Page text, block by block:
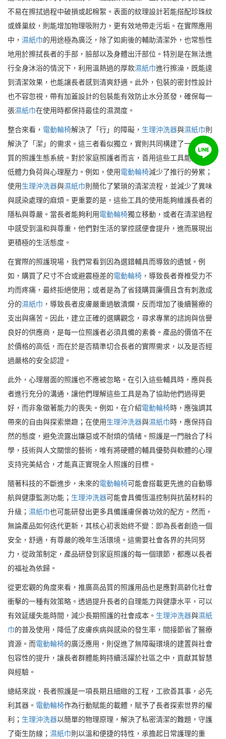
不易在擦拭過程中破損或起棉絮。表面的紋理設計若能搭配珍珠紋
或蜂巢紋，則能增加物理吸附力，更有效地帶走污垢。在實際應用
中， 濕紙巾的用途極為廣泛，除了如廁後的輔助清潔外，也常態性
地用於擦拭長者的手部，臉部以及身體出汗部位。特別是在無法進
行全身沐浴的情況下，利用溫熱過的厚款濕紙巾進行擦澡，既能達
到清潔效果，也能讓長者感到清爽舒適。此外，包裝的密封性設計
也不容忽視，帶有加蓋設計的包裝能有效防止水分蒸發，確保每一
張濕紙巾在使用時都保持最佳的濕潤度。
整合來看， 電動輪椅解決了「行」的障礙， 生理沖洗器與濕紙巾則
解決了「潔」的需求。這三者看似獨立，實則共同構建了一個高品
質的照護生態系統。對於家庭照護者而言，善用這些工具能大幅降
低體力負荷與心理壓力。例如，使用電動輪椅減少了推行的勞累；
使用生理沖洗器與濕紙巾則簡化了繁瑣的清潔流程，並減少了異味
與感染處理的麻煩。更重要的是，這些工具的使用能夠維護長者的
隱私與尊嚴。當長者能夠利用電動輪椅獨立移動，或者在清潔過程
中感受到溫和與尊重，他們對生活的掌控感便會提升，進而展現出
更積極的生活態度。
在實際的照護現場，我們常看到因為選錯輔具而導致的遺憾。例
如，購買了尺寸不合或避震極差的電動輪椅 ，導致長者脊椎受力不
均而疼痛，最終拒絕使用；或者是為了省錢購買廉價且含有刺激成
分的濕紙巾 ，導致長者皮膚嚴重過敏潰爛，反而增加了後續醫療的
支出與痛苦。因此，建立正確的選購觀念，尋求專業的諮詢與信譽
良好的供應商，是每一位照護者必須具備的素養。產品的價值不在
於價格的高低，而在於是否精準切合長者的實際需求，以及是否經
過嚴格的安全認證。
此外，心理層面的照護也不應被忽略。在引入這些輔具時，應與長
者進行充分的溝通，讓他們理解這些工具是為了協助他們過得更
好，而非象徵著能力的喪失。例如，在介紹電動輪椅時，應強調其
帶來的自由與探索樂趣；在使用生理沖洗器與濕紙巾時，應保持自
然的態度，避免流露出嫌惡或不耐煩的情緒。照護是一門融合了科
學，技術與人文關懷的藝術，唯有將硬體的輔具優勢與軟體的心理
支持完美結合，才能真正實現全人照護的目標。
隨著科技的不斷進步，未來的電動輪椅可能會搭載更先進的自動導
航與健康監測功能； 生理沖洗器可能會具備恆溫控制與抗菌材料的
升級； 濕紙巾也可能研發出更多具備護膚保養功效的配方。然而，
無論產品如何迭代更新，其核心初衷始終不變：即為長者創造一個
安全，舒適，有尊嚴的晚年生活環境。這需要社會各界的共同努
力，從政策制定，產品研發到家庭照護的每一個環節，都應以長者
的福祉為依歸。
從更宏觀的角度來看，推廣高品質的照護用品也是應對高齡化社會
衝擊的一種有效策略。透過提升長者的自理能力與健康水平，可以
有效延緩失能時間，減少長期照護的社會成本。 生理沖洗器與濕紙
巾的普及使用，降低了皮膚疾病與感染的發生率，間接節省了醫療
資源。而電動輪椅的廣泛應用，則促進了無障礙環境的建置與社會
包容性的提升，讓長者群體能夠持續活躍於社區之中，貢獻其智慧
與經驗。
總結來說，長者照護是一項長期且細緻的工程，工欲善其事，必先
利其器。 電動輪椅作為行動賦能的載體，賦予了長者探索世界的權
利； 生理沖洗器以簡單的物理原理，解決了私密清潔的難題，守護
了衛生防線； 濕紙巾則以溫和便捷的特性，承擔起日常護理的重